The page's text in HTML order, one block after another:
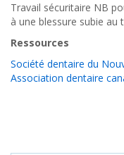
Travail sécuritaire NB
à une blessure subie au
Ressources
Société dentaire du
Association dentaire